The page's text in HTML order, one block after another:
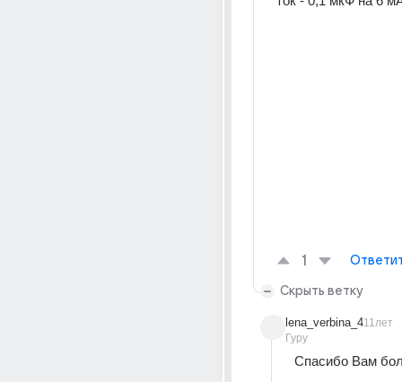
1
Скрыть ветку
lena_verbina_4
Гуру
11лет
Спасибо Вам